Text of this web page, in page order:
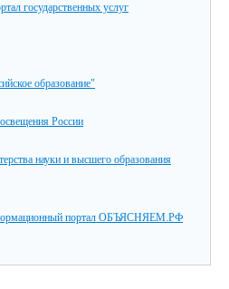
государственных услуг
образование"
России
науки и высшего образования
портал ОБЪЯСНЯЕМ.РФ